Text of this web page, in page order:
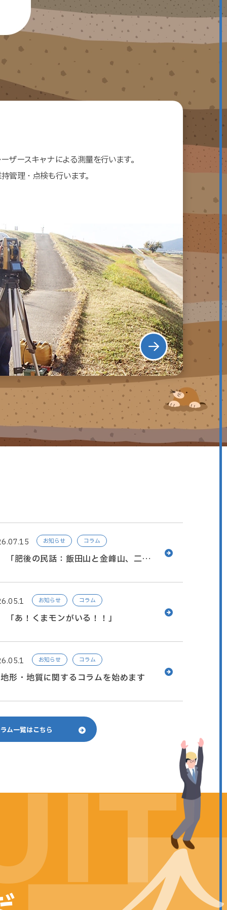
ザースキャナによる測量を行います。
管理・点検も行います。
お知らせ コラム
肥後の民話：飯田山と金峰山、二つ
お知らせ コラム
あ！くまモンがいる！！」
お知らせ コラム
形・地質に関するコラムを始めます
ム一覧はこちら